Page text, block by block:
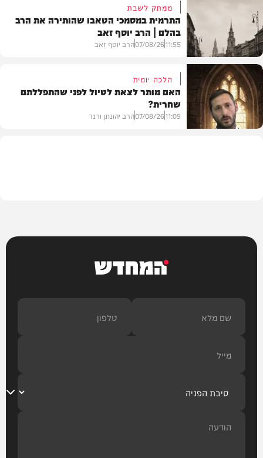
דעות
בית המדרש
ממתק לשבת
התרמית במסמכי הטאבו שהותירה את הרב
בהלם | הרב יוסף זאב
11:55
07/08/26הרב יוסף זאב
הלכה יומית
האם מותר לצאת לטיול לפני שהתפללתם
שחרית?
11:09
07/08/26הרב יהונתן ורנר
המחדש